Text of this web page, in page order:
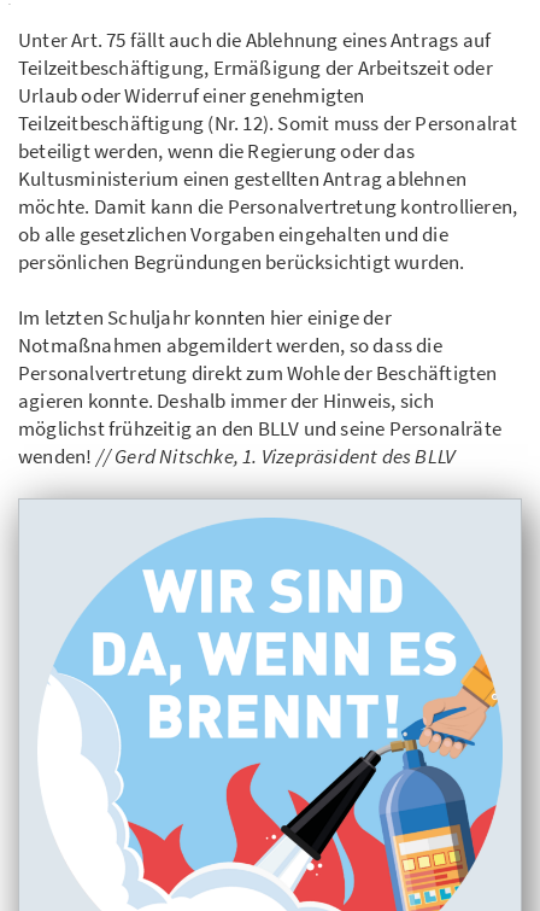
Unter Art. 75 fällt auch die Ablehnung eines Antrags auf
Teilzeitbeschäftigung, Ermäßigung der Arbeitszeit oder
Urlaub oder Widerruf einer genehmigten
Teilzeitbeschäftigung (Nr. 12). Somit muss der Personalrat
beteiligt werden, wenn die Regierung oder das
Kultusministerium einen gestellten Antrag ablehnen
möchte. Damit kann die Personalvertretung kontrollieren,
ob alle gesetzlichen Vorgaben eingehalten und die
persönlichen Begründungen berücksichtigt wurden.
Im letzten Schuljahr konnten hier einige der
Notmaßnahmen abgemildert werden, so dass die
Personalvertretung direkt zum Wohle der Beschäftigten
agieren konnte. Deshalb immer der Hinweis, sich
möglichst frühzeitig an den BLLV und seine Personalräte
wenden! //Gerd Nitschke, 1. Vizepräsident des BLLV